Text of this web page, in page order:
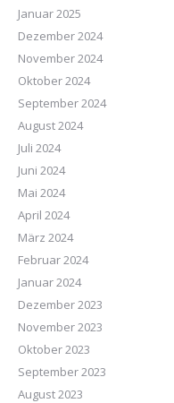
Januar 2025
Dezember 2024
November 2024
Oktober 2024
September 2024
August 2024
Juli 2024
Juni 2024
Mai 2024
April 2024
März 2024
Februar 2024
Januar 2024
Dezember 2023
November 2023
Oktober 2023
September 2023
August 2023